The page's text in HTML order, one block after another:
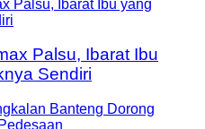
Palsu, Ibarat Ibu
Sendiri